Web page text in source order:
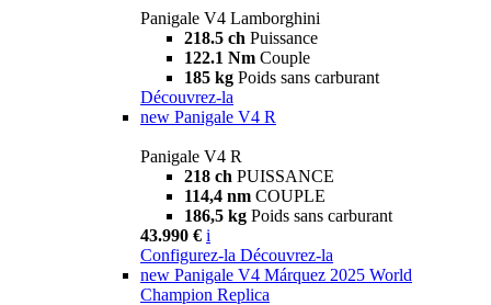
Panigale V4 Lamborghini
218.5 ch Puissance
122.1 Nm Couple
185 kg Poids sans carburant
Découvrez-la
new Panigale V4 R
Panigale V4 R
218 ch PUISSANCE
114,4 nm COUPLE
186,5 kg Poids sans carburant
43.990 € i
Configurez-la Découvrez-la
new Panigale V4 Márquez 2025 World
Champion Replica